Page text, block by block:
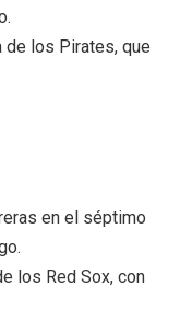
los Pirates, que
en el séptimo
los Red Sox, con